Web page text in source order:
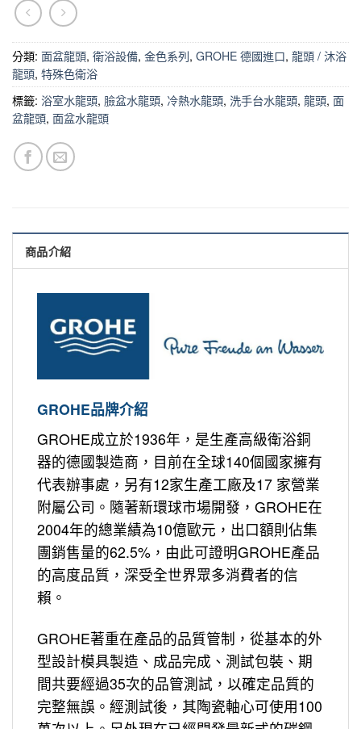
分類: 面盆龍頭, 衛浴設備, 金色系列, GROHE 德國進口, 龍頭 / 沐浴
龍頭, 特殊色衛浴
標籤: 浴室水龍頭, 臉盆水龍頭, 冷熱水龍頭, 洗手台水龍頭, 龍頭, 面
盆龍頭, 面盆水龍頭
商品介紹
GROHE品牌介紹
GROHE成立於1936年，是生產高級衛浴銅
器的德國製造商，目前在全球140個國家擁有
代表辦事處，另有12家生產工廠及17 家營業
附屬公司。隨著新環球市場開發，GROHE在
2004年的總業績為10億歐元，出口額則佔集
團銷售量的62.5%，由此可證明GROHE產品
的高度品質，深受全世界眾多消費者的信
賴。
GROHE著重在產品的品質管制，從基本的外
型設計模具製造、成品完成、測試包裝、期
間共要經過35次的品管測試，以確定品質的
完整無誤。經測試後，其陶瓷軸心可使用100